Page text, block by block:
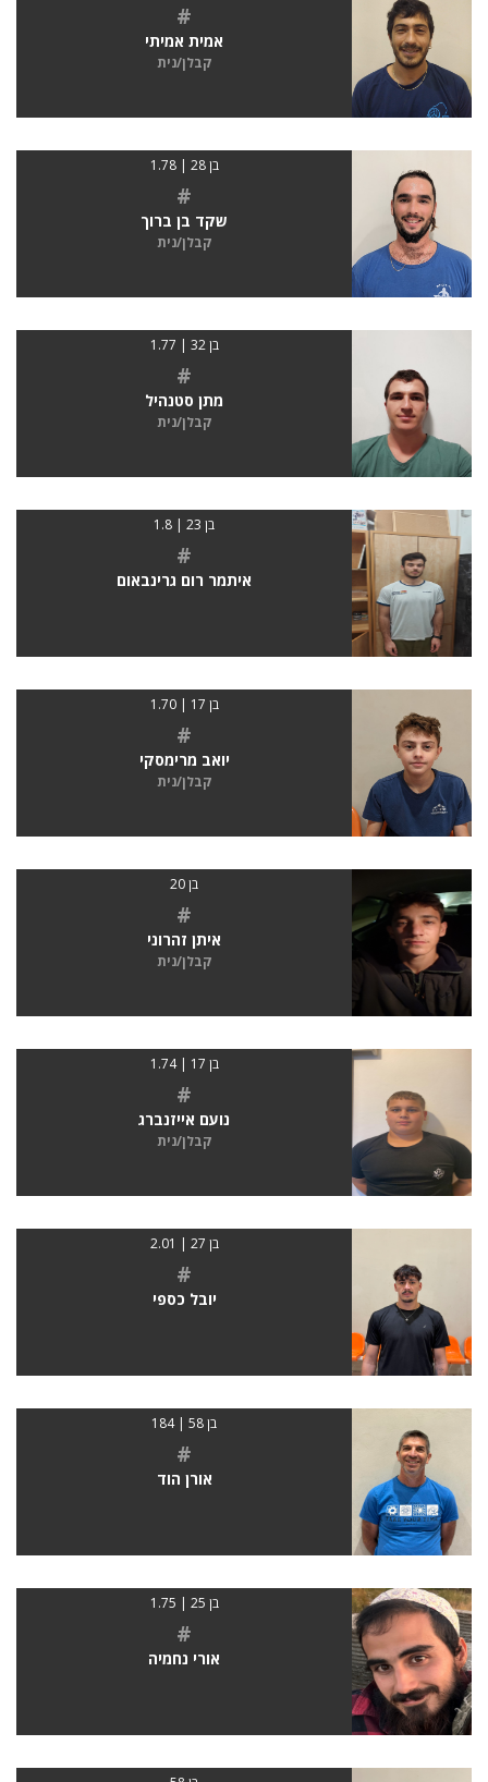
#
אמית אמיתי
קבלן/נית
בן 28 | 1.78
#
שקד בן ברוך
קבלן/נית
בן 32 | 1.77
#
מתן סטנהיל
קבלן/נית
בן 23 | 1.8
#
איתמר רום גרינבאום
בן 17 | 1.70
#
יואב מרימסקי
קבלן/נית
בן 20
#
איתן זהרוני
קבלן/נית
בן 17 | 1.74
#
נועם אייזנברג
קבלן/נית
בן 27 | 2.01
#
יובל כספי
בן 58 | 184
#
אורן הוד
בן 25 | 1.75
#
אורי נחמיה